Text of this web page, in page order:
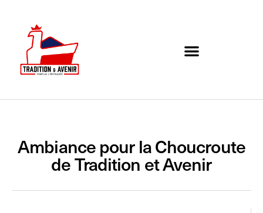
Ambiance pour la Choucroute
de Tradition et Avenir